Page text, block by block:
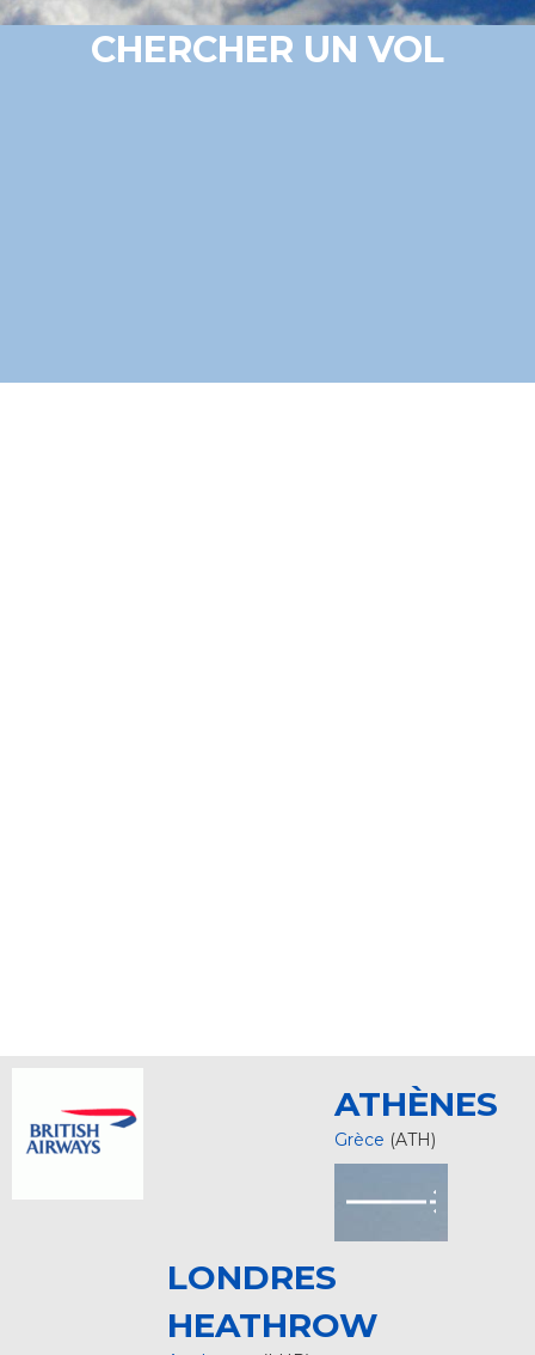
CHERCHER UN VOL
ATHÈNES
Grèce (ATH)
LONDRES
HEATHROW